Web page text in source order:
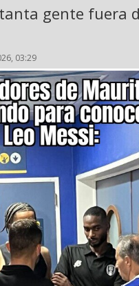
gente fuera
03:29